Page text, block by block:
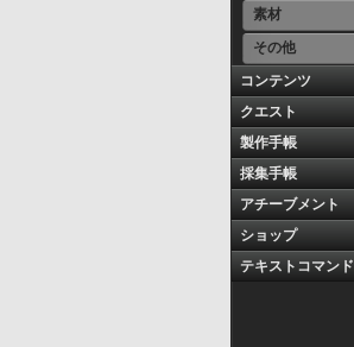
素材
その他
コンテンツ
クエスト
製作手帳
採集手帳
アチーブメント
ショップ
テキストコマンド